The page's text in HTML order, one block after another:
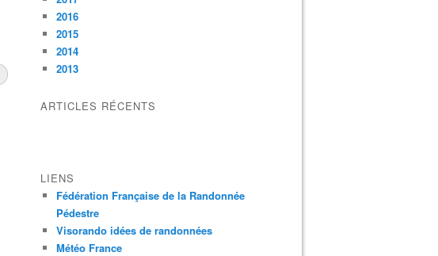
2016
2015
2014
2013
ARTICLES RÉCENTS
LIENS
Fédération Française de la Randonnée
Pédestre
Visorando idées de randonnées
Météo France